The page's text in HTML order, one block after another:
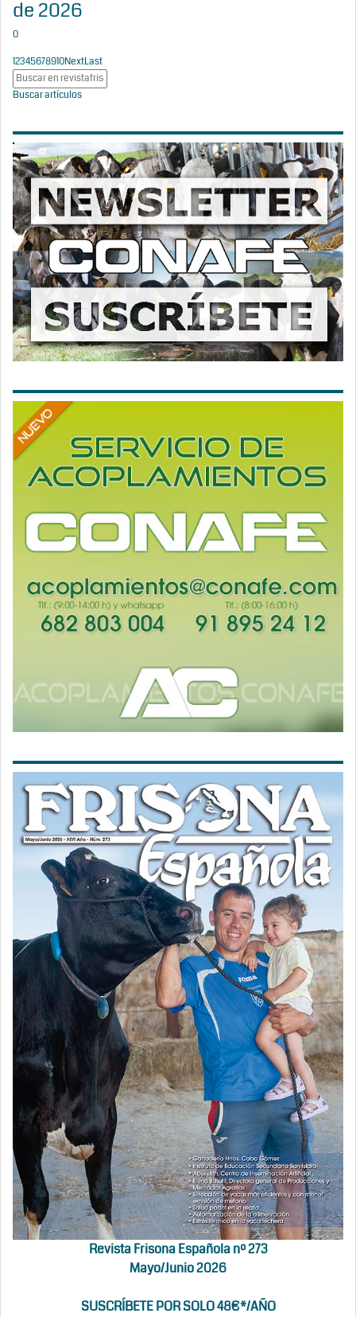
de 2026
0
12345678910NextLast
Buscar artículos
Revista Frisona Española nº 273
Mayo/Junio 2026
SUSCRÍBETE POR SOLO 48€*/AÑO